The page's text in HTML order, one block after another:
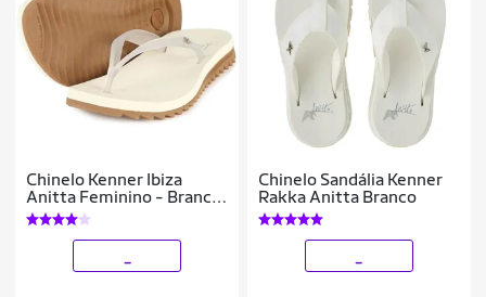
Chinelo Kenner Ibiza
Anitta Feminino - Branco
e Bege - 38
Chinelo Sandália Kenner
Rakka Anitta Branco